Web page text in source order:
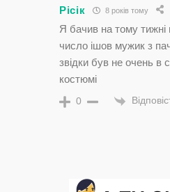
Рісік 8 років тому
Я бачив на тому
число ішов мужик з
звідки був не очень в
костюмі
0